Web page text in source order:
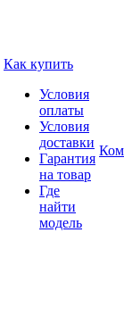
Как купить
Условия
оплаты
Условия
доставки
Гарантия
на товар
Где
найти
модель